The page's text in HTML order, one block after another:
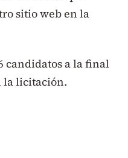
sitio web en la
candidatos a la final
la licitación.